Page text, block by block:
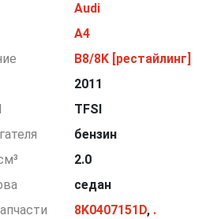
Audi
A4
B8/8K [рестайлинг]
2011
TFSI
бензин
2.0
седан
8K0407151D, .